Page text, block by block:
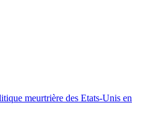
meurtrière des Etats-Unis en